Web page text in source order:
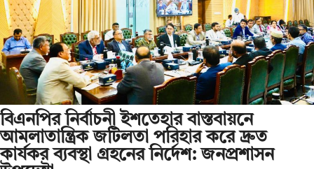
বিএনপির নির্বাচনী ইশতেহার বাস্তবায়নে
আমলাতান্ত্রিক জটিলতা পরিহার করে দ্রুত
কার্যকর ব্যবস্থা গ্রহনের নির্দেশ: জনপ্রশাসন